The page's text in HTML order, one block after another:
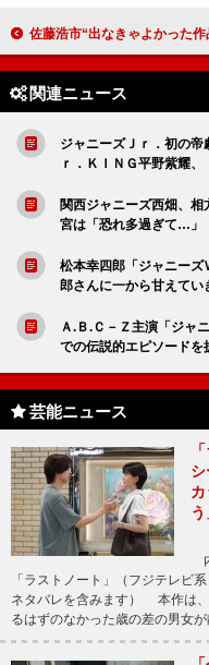
佐藤浩市“出なきゃよかった作品”は秘密！ 「さすがに３７年役者やってます
関連ニュース
ジャニーズＪｒ．初の
ｒ．ＫＩＮＧ平野紫耀、
関西ジャニーズ西畑、
宮は「恐れ多過ぎて…」
松本幸四郎「ジャニー
郎さんに一から甘えてい
Ａ.Ｂ.Ｃ－Ｚ主演「ジャ
での伝説的エピソードを
芸能ニュース
う
「ラストノート」（フジテレビ
ネタバレを含みます） 本作は
るはずのなかった歳の差の男女